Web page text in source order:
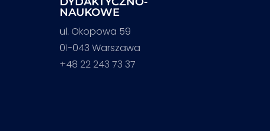
NAUKOWE
ul. Okopowa 59
01-043 Warszawa
+48 22 243 73 37